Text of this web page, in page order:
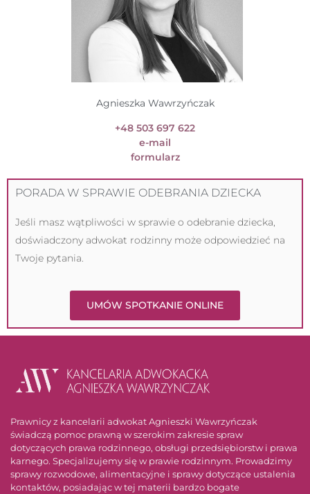
Agnieszka Wawrzyńczak
+48 503 697 622
e-mail
formularz
PORADA W SPRAWIE ODEBRANIA DZIECKA
Jeśli masz wątpliwości w sprawie o odebranie dziecka,
doświadczony adwokat rodzinny może odpowiedzieć na
Twoje pytania.
UMÓW SPOTKANIE ONLINE
Prawnicy z kancelarii adwokat Agnieszki Wawrzyńczak
świadczą pomoc prawną w szerokim zakresie spraw
dotyczących prawa rodzinnego, obsługi przedsiębiorstw i prawa
karnego. Specjalizujemy się w prawie rodzinnym. Prowadzimy
sprawy rozwodowe, alimentacyjne i sprawy dotyczące ustalenia
kontaktów, posiadając w tej materii bardzo bogate